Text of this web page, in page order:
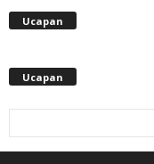
Ucapan
Ucapan